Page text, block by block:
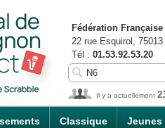
Classique Jeunes
Fédération
22 rue Esquirol,
Tél : 01.53.92.53.20
Il y a actuellement